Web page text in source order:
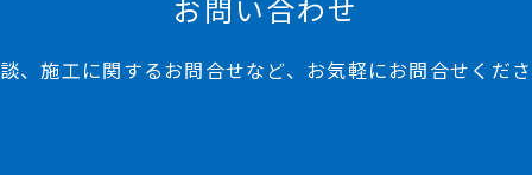
お問い合わせ
、施工に関するお問合せなど、お気軽にお問合せくだ